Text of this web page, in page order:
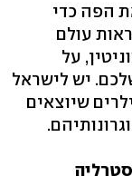
הפה כדי
עולם
על
יש לישראל
שיוצאים